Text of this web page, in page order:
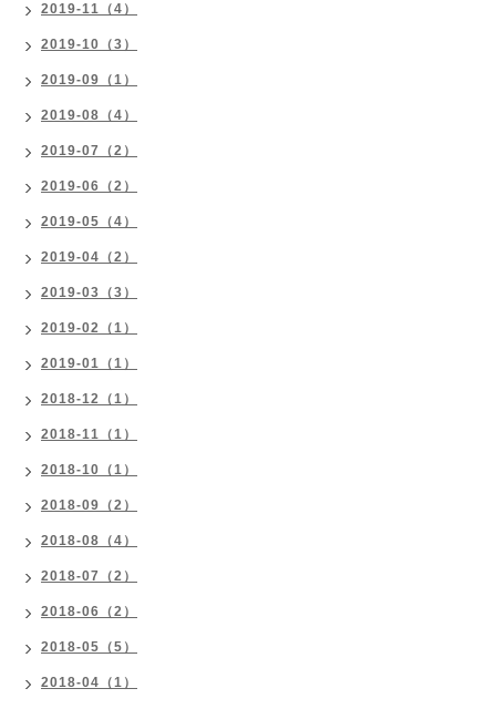
2019-11（4）
2019-10（3）
2019-09（1）
2019-08（4）
2019-07（2）
2019-06（2）
2019-05（4）
2019-04（2）
2019-03（3）
2019-02（1）
2019-01（1）
2018-12（1）
2018-11（1）
2018-10（1）
2018-09（2）
2018-08（4）
2018-07（2）
2018-06（2）
2018-05（5）
2018-04（1）